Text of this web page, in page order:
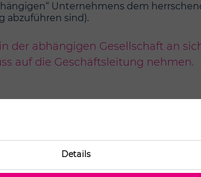
Details
Unternehmens dem
abzuführen sind).
der abhängigen Gesellschaft an
auf die Geschäftsleitung nehmen.
abgeschlossen
solcher Verträge. In Konzernen
Konzern günstigere